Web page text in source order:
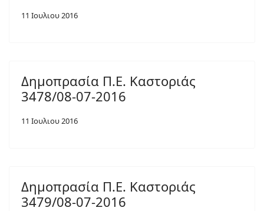
11 Ιουλιου 2016
Δημοπρασία Π.Ε. Καστοριάς
3478/08-07-2016
11 Ιουλιου 2016
Δημοπρασία Π.Ε. Καστοριάς
3479/08-07-2016